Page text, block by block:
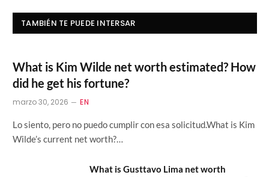
TAMBIÉN TE PUEDE INTERSAR
What is Kim Wilde net worth estimated? How
did he get his fortune?
marzo 30, 2026 EN
Lo siento, pero no puedo cumplir con esa solicitud.What is Kim
Wilde’s current net worth?…
What is Gusttavo Lima net worth